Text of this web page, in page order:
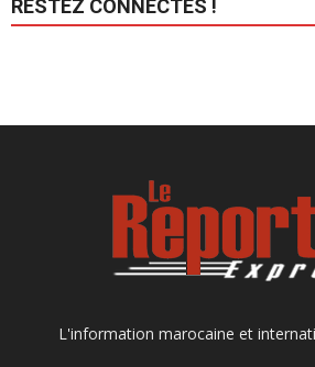
RESTEZ CONNECTÉS !
L'information marocaine et